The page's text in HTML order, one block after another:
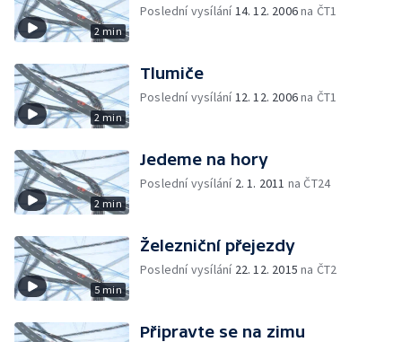
2 min
Poslední vysílání14. 12. 2006na ČT1
2 min
Tlumiče
Poslední vysílání12. 12. 2006na ČT1
2 min
Jedeme na hory
Poslední vysílání 2. 1. 2011 na ČT24
5 min
Železniční přejezdy
Poslední vysílání 22. 12. 2015 na ČT2
Připravte se na zimu